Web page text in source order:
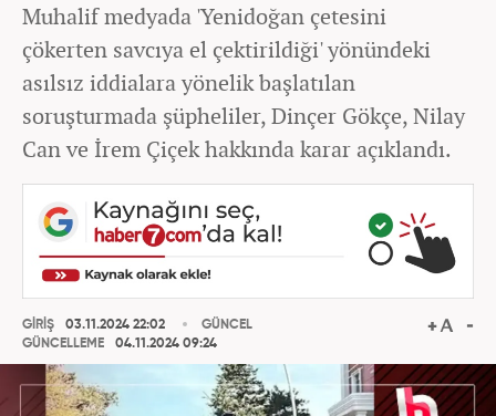
Muhalif medyada 'Yenidoğan çetesini
çökerten savcıya el çektirildiği' yönündeki
asılsız iddialara yönelik başlatılan
soruşturmada şüpheliler, Dinçer Gökçe, Nilay
Can ve İrem Çiçek hakkında karar açıklandı.
GİRİŞ
03.11.2024 22:02
GÜNCELLEME
04.11.2024 09:24
GÜNCEL